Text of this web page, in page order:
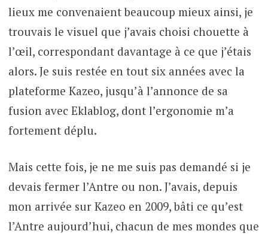
lieux me convenaient beaucoup mieux ainsi, je
trouvais le visuel que j’avais choisi chouette à
l’œil, correspondant davantage à ce que j’étais
alors. Je suis restée en tout six années avec la
plateforme Kazeo, jusqu’à l’annonce de sa
fusion avec Eklablog, dont l’ergonomie m’a
fortement déplu.
Mais cette fois, je ne me suis pas demandé si je
devais fermer l’Antre ou non. J’avais, depuis
mon arrivée sur Kazeo en 2009, bâti ce qu’est
l’Antre aujourd’hui, chacun de mes mondes que